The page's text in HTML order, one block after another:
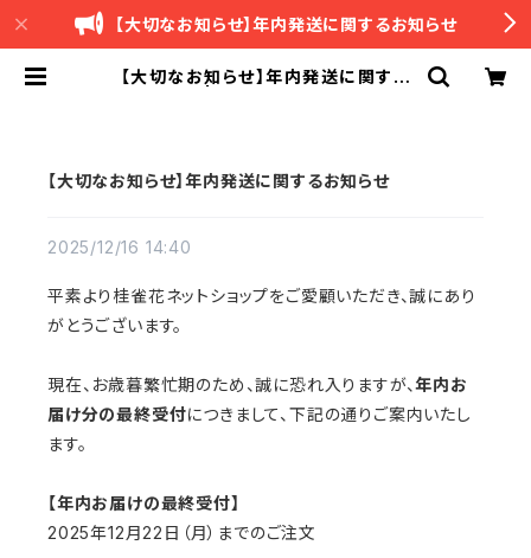
【大切なお知らせ】年内発送に関するお知らせ
【大切なお知らせ】年内発送に関する
【大切なお知らせ】年内発送に関するお知らせ
2025/12/16 14:40
平素より桂雀花ネットショップをご愛顧いただき、誠にあり
がとうございます。
現在、お歳暮繁忙期のため、誠に恐れ入りますが、年内お
届け分の最終受付につきまして、下記の通りご案内いたし
ます。
【年内お届けの最終受付】
2025年12月22日（月）までのご注文